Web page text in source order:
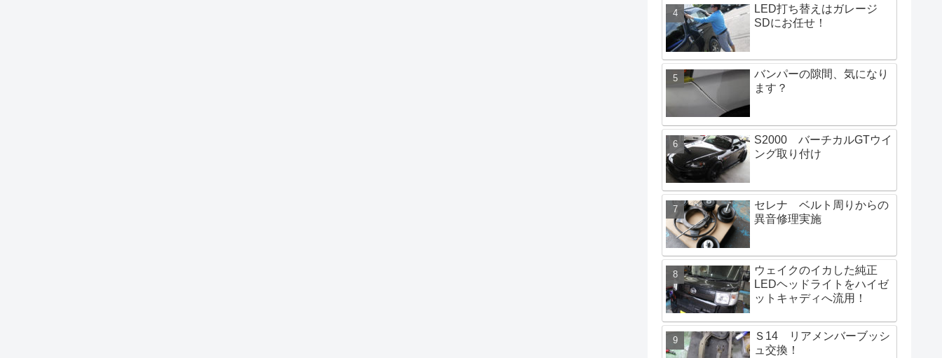
LED打ち替えはガレージ
SDにお任せ！
バンパーの隙間、気になり
ます？
S2000 バーチカルGTウイ
ング取り付け
セレナ ベルト周りからの
異音修理実施
ウェイクのイカした純正
LEDヘッドライトをハイゼ
ットキャディへ流用！
Ｓ14 リアメンバーブッシ
ュ交換！